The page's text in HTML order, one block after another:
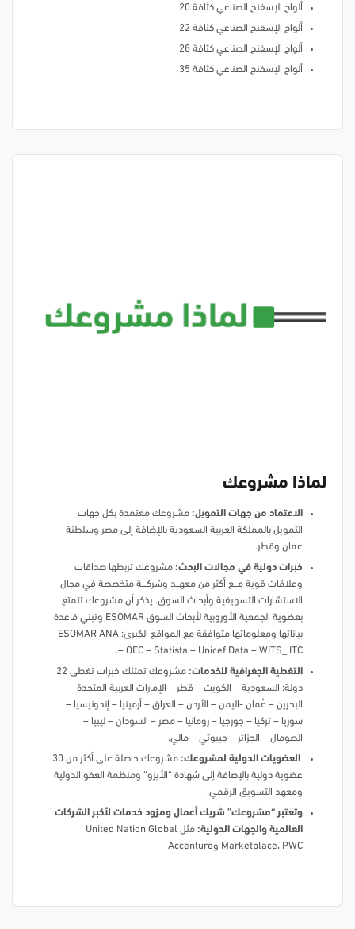
ألواح الإسفنج الصناعي كثافة 20
ألواح الإسفنج الصناعي كثافة 22
ألواح الإسفنج الصناعي كثافة 28
ألواح الإسفنج الصناعي كثافة 35
لماذا مشروعك
الاعتماد من جهات التمويل: مشروعك معتمدة بكل جهات
التمويل بالمملكة العربية السعودية بالإضافة إلى مصر وسلطنة
عمان وقطر.
خبرات دولية في مجالات البحث: مشروعك تربطها صداقات
وعلاقات قوية مـــــع أكثر من معهــــد وشركــــــة متخصصة في مجال
الاستشارات التسويقية وأبحاث السوق. يذكر أن مشروعك تتمتع
بعضوية الجمعية الأوروبية لأبحاث السوق ESOMAR وتبني قاعدة
بياناتها ومعلوماتها متوافقة مع المواقع الكبرى: ESOMAR ANA
– OEC – Statista – Unicef Data – WITS_ ITC.
التغطية الجغرافية للخدمات:
مشروعك تمتلك خبرات تغطى 22
دولة: السعودية – الكويت – قطر – الإمارات العربية المتحدة –
البحرين – عُمان -اليمن – الأردن – العراق – أرمينيا – إندونيسيا –
سوريا – تركيا – جورجيا – رومانيا – مصر – السودان – ليبيا –
الصومال – الجزائر – جيبوتي – مالي.
العضويات الدولية لمشروعك:
مشروعك حاصلة على أكثر من 30
عضوية دولية بالإضافة إلى شهادة “الأيزو” ومنظمة العفو الدولية
ومعهد التسويق الرقمي.
وتعتبر “مشروعك” شريك أعمال ومزود خدمات لأكبر الشركات
العالمية والجهات الدولية:
مثل United Nation Global
Marketplace، PWC وAccenture